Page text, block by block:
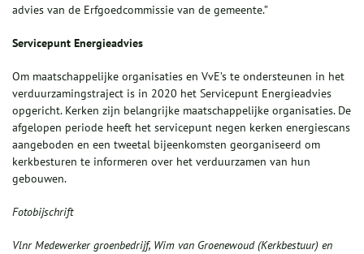
advies van de Erfgoedcommissie van de gemeente.”
Servicepunt Energieadvies
Om maatschappelijke organisaties en VvE’s te ondersteunen in het
verduurzamingstraject is in 2020 het Servicepunt Energieadvies
opgericht. Kerken zijn belangrijke maatschappelijke organisaties. De
afgelopen periode heeft het servicepunt negen kerken energiescans
aangeboden en een tweetal bijeenkomsten georganiseerd om
kerkbesturen te informeren over het verduurzamen van hun
gebouwen.
Fotobijschrift
Vlnr Medewerker groenbedrijf, Wim van Groenewoud (Kerkbestuur) en